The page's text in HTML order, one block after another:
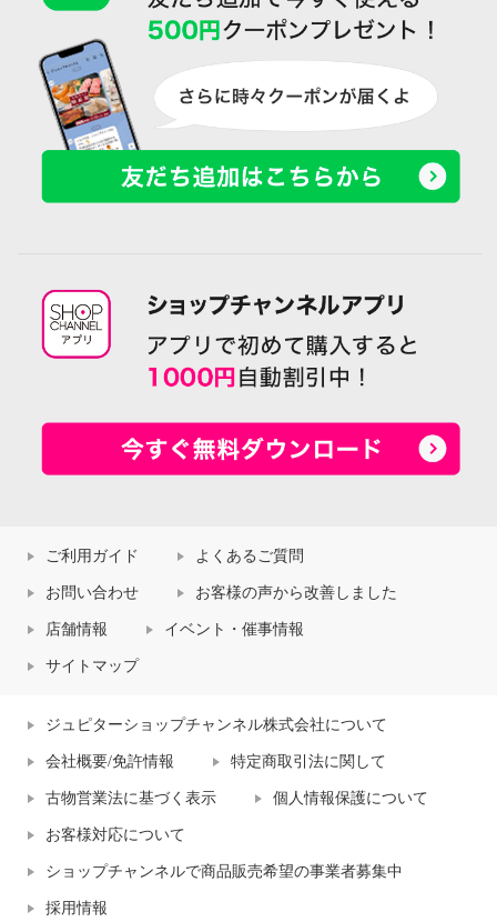
ご利用ガイド よくあるご質問
お問い合わせ お客様の声から改善しました
店舗情報 イベント・催事情報
サイトマップ
ジュピターショップチャンネル株式会社について
会社概要/免許情報 特定商取引法に関して
古物営業法に基づく表示 個人情報保護について
お客様対応について
ショップチャンネルで商品販売希望の事業者募集中
採用情報